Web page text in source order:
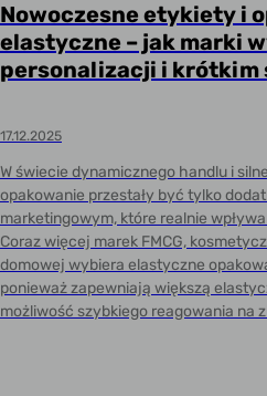
Nowoczesne etykiety i
elastyczne – jak marki
personalizacji i krótkim
17.12.2025
W świecie dynamicznego handlu i
opakowanie przestały być tylko
marketingowym, które realnie
Coraz więcej marek FMCG,
domowej wybiera elastyczne
ponieważ zapewniają większą
możliwość szybkiego reagowania na